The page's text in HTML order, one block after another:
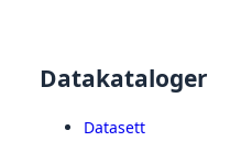
Datakataloger
Datasett